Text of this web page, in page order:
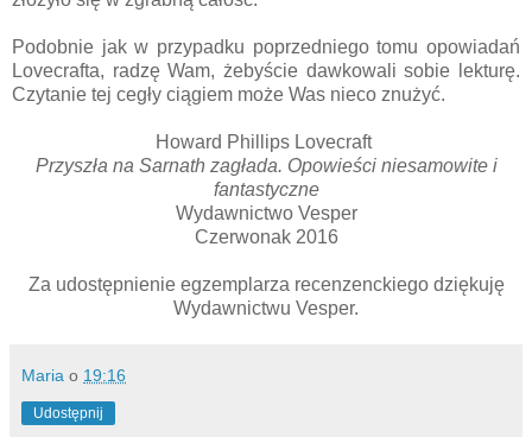
Podobnie jak w przypadku poprzedniego tomu opowiadań
Lovecrafta, radzę Wam, żebyście dawkowali sobie lekturę.
Czytanie tej cegły ciągiem może Was nieco znużyć.
Howard Phillips Lovecraft
Przyszła na Sarnath zagłada. Opowieści niesamowite i
fantastyczne
Wydawnictwo Vesper
Czerwonak 2016
Za udostępnienie egzemplarza recenzenckiego dziękuję
Wydawnictwu Vesper.
Maria o 19:16
Udostępnij